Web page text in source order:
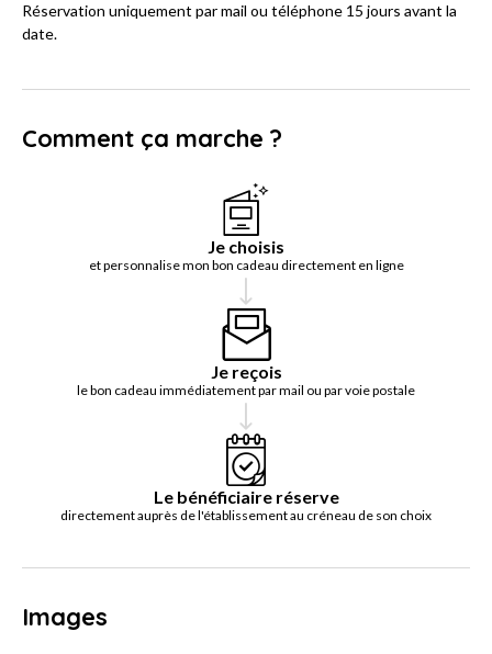
Réservation uniquement par mail ou téléphone 15 jours avant la
date.
Comment ça marche ?
Je choisis
et personnalise mon bon cadeau directement en ligne
Je reçois
le bon cadeau immédiatement par mail ou par voie postale
Le bénéficiaire réserve
directement auprès de l'établissement au créneau de son choix
Images